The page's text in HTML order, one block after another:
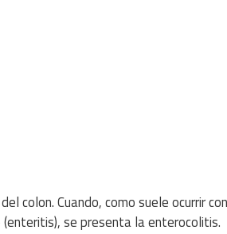
colon. Cuando, como suele ocurrir
se presenta la enterocolitis.